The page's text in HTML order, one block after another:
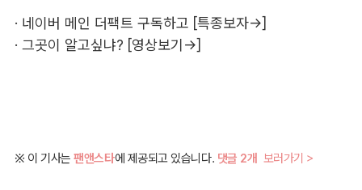
· 네이버 메인 더팩트 구독하고 [특종보자→]
· 그곳이 알고싶냐? [영상보기→]
※ 이 기사는팬앤스타에 제공되고 있습니다. 댓글 2개 보러가기 >